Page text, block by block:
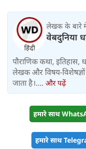
लेखक के बारे
वेबदुनिया
पौराणिक कथा, इतिहास,
लेखक और विषय-विशेषज्ञों
जाता है।.... और पढ़ें
हमारे साथ
हमारे साथ